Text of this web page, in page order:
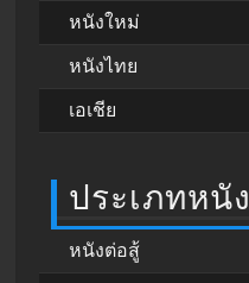
หนังใหม่
หนังไทย
เอเชีย
ประเภทหนัง
หนังต่อสู้